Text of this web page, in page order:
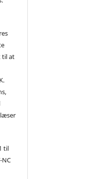
til at
til
NC